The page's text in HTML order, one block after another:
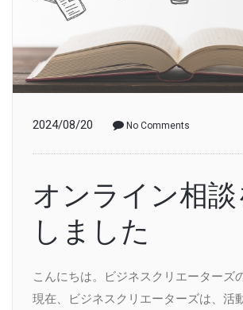
2024/08/20 No Comments
オンライン相
しました
こんにちは。ビジネスクリエーターズ
現在、ビジネスクリエーターズは、活